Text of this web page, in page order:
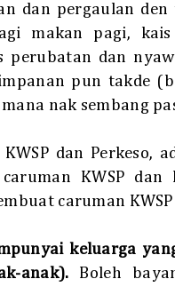
dan pergaulan
makan pagi,
perubatan dan
pun takde
nak sembang
dan Perkeso,
KWSP dan
caruman
keluarga
anak). Boleh